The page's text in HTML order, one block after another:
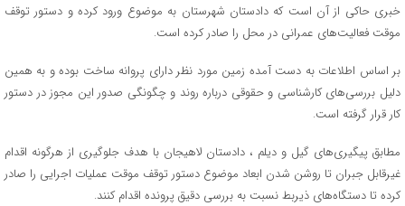
خبری حاکی از آن است که دادستان شهرستان به موضوع ورود کرده و دستور توقف
موقت فعالیت‌های عمرانی در محل را صادر کرده است.
بر اساس اطلاعات به دست آمده زمین مورد نظر دارای پروانه ساخت بوده و به همین
دلیل بررسی‌های کارشناسی و حقوقی درباره روند و چگونگی صدور این مجوز در دستور
کار قرار گرفته است.
مطابق پیگیری‌های گیل و دیلم ، دادستان لاهیجان با هدف جلوگیری از هرگونه اقدام
غیرقابل جبران تا روشن شدن ابعاد موضوع دستور توقف موقت عملیات اجرایی را صادر
کرده تا دستگاه‌های ذیربط نسبت به بررسی دقیق پرونده اقدام کنند.